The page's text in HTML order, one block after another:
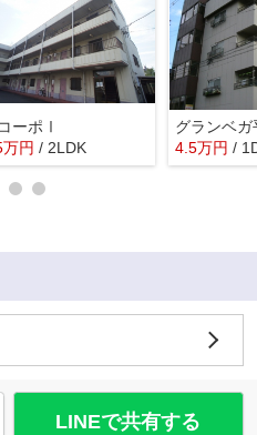
ーポⅠ
万円 / 2LDK
グランベガ
4.5万円 /
LINEで共有する